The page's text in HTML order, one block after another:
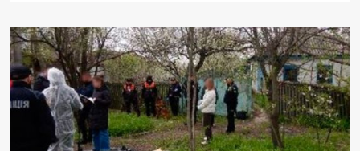
Полтавщині
діє
тимчасова
заборона
на
відвідування
лісів.